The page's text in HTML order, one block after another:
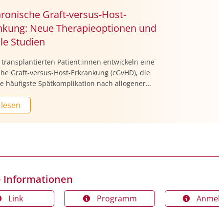
Graft-versus-Host-
Neue Therapieoptionen und
Studien
transplantierten Patient:innen entwickeln eine
Graft-versus-Host-Erkrankung (cGvHD), die
häufigste Spätkomplikation nach allogener
der Grund-erkrankung ist sie die wichtigste
für Morbidität und Mortalität (ca. 25%) nach
was u.a. dem steigenden Patientenalter
zugerechnet wird [1].
Informationen
Link Programm